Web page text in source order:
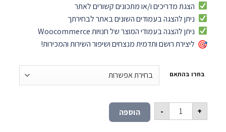
הצגת מדריכים ו/או מתכונים קשורים לאתר
ניתן להצגה בעמודים השונים באתר לבחירתך
ניתן להצגה בעמודי המוצר של חנויות Woocommerce
ליצירת רושם ותדמית מנצחים ושיפור השירות והמכירות!
בחרו בהתאם
-
כמות של מדריכים ו/או מתכונים קשורים
+ הוספה